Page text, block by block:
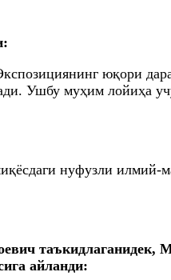
юқори
Ушбу муҳим лойиҳа
нуфузли
таъкидлаганидек,
айланди: